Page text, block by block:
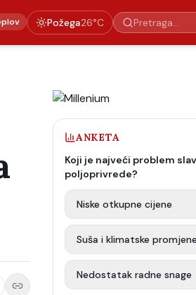
Požega26°C
ANKETA
Koji je najveći problem
poljoprivrede?
Niske otkupne cijene
Suša i klimatske promjene
Nedostatak radne snage